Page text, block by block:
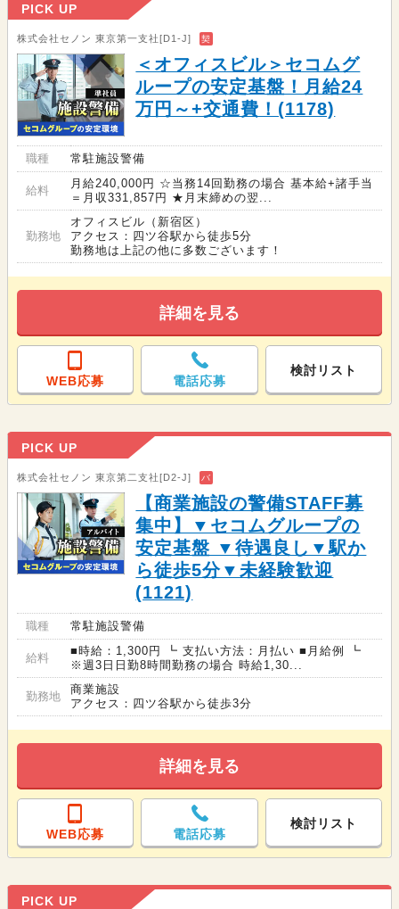
PICK UP
株式会社セノン 東京第一支社[D1-J] 契
＜オフィスビル＞セコムグ
ループの安定基盤！月給24
万円～+交通費！(1178)
職種 常駐施設警備
給料
月給240,000円 ☆当務14回勤務の場合 基本給+諸手当
＝月収331,857円 ★月末締めの翌...
勤務地
オフィスビル（新宿区）
アクセス：四ツ谷駅から徒歩5分
勤務地は上記の他に多数ございます！
詳細を見る
WEB応募 電話応募
検討リスト
PICK UP
株式会社セノン 東京第二支社[D2-J] バ
【商業施設の警備STAFF募
集中】▼セコムグループの
安定基盤 ▼待遇良し▼駅か
ら徒歩5分▼未経験歓迎
(1121)
職種 常駐施設警備
給料
■時給：1,300円 ┗ 支払い方法：月払い ■月給例 ┗
※週3日日勤8時間勤務の場合 時給1,30...
勤務地
商業施設
アクセス：四ツ谷駅から徒歩3分
詳細を見る
WEB応募 電話応募
検討リスト
PICK UP